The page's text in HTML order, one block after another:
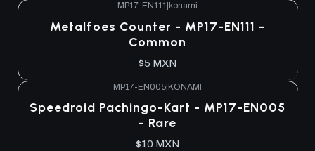
MP17-EN111 konami
Metalfoes Counter - MP17-EN111 -
Common
$5 MXN
MP17-EN005|KONAMI
Speedroid Pachingo-Kart - MP17-EN005
- Rare
$10 MXN